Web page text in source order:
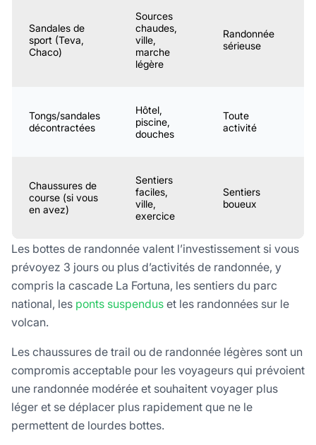
Sandales de
sport (Teva,
Chaco)
Sources
chaudes,
ville,
marche
légère
Randonnée
sérieuse
Tongs/sandales
décontractées
Hôtel,
piscine,
douches
Toute
activité
Chaussures de
course (si vous
en avez)
Sentiers
faciles,
ville,
exercice
Sentiers
boueux
Les bottes de randonnée valent l’investissement si vous
prévoyez 3 jours ou plus d’activités de randonnée, y
compris la cascade La Fortuna, les sentiers du parc
national, les ponts suspendus et les randonnées sur le
volcan.
Les chaussures de trail ou de randonnée légères sont un
compromis acceptable pour les voyageurs qui prévoient
une randonnée modérée et souhaitent voyager plus
léger et se déplacer plus rapidement que ne le
permettent de lourdes bottes.